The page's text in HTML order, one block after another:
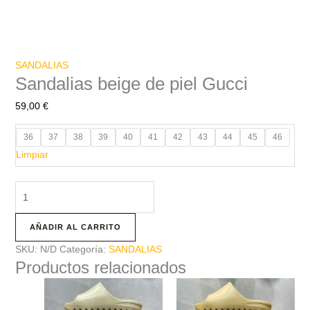
SANDALIAS
Sandalias beige de piel Gucci
59,00 €
36 37 38 39 40 41 42 43 44 45 46
Limpiar
AÑADIR AL CARRITO
SKU: N/D Categoría: SANDALIAS
Productos relacionados
Este
producto
producto